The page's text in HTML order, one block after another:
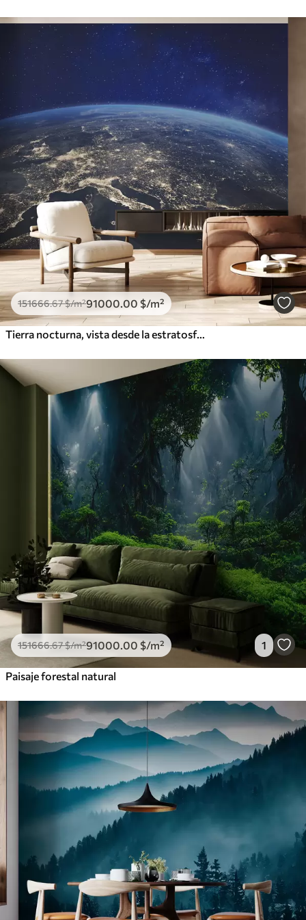
151666.67$/m²91000.00 $/m²
Tierra nocturna, vista desde la estratosfera
151666.67$/m²91000.00 $/m² 1
Paisaje forestal natural